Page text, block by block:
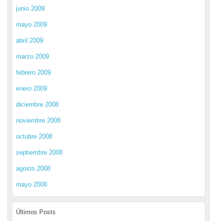
junio 2009
mayo 2009
abril 2009
marzo 2009
febrero 2009
enero 2009
diciembre 2008
noviembre 2008
octubre 2008
septiembre 2008
agosto 2008
mayo 2008
Últimos Posts